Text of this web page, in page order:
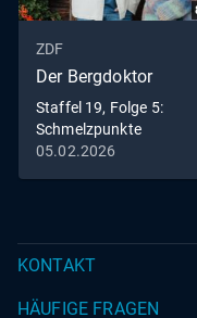
ZDF
Der Bergdoktor
Staffel 19, Folge 5:
Schmelzpunkte
05.02.2026
KONTAKT
HÄUFIGE FRAGEN